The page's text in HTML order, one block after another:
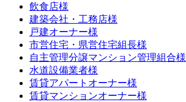
飲食店様
建築会社・工務店様
戸建オーナー様
市営住宅・県営住宅組長様
自主管理分譲マンション管理組合様
水道設備業者様
賃貸アパートオーナー様
賃貸マンションオーナー様